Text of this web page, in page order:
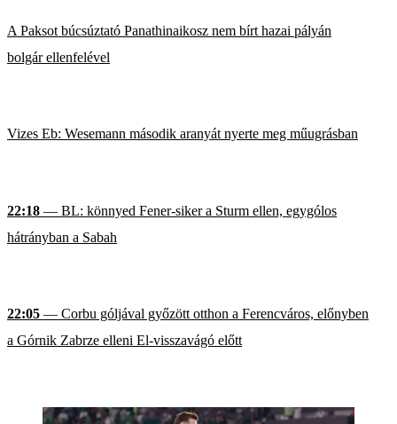
A Paksot búcsúztató Panathinaikosz nem bírt hazai pályán
bolgár ellenfelével
Vizes Eb: Wesemann második aranyát nyerte meg műugrásban
22:18 — BL: könnyed Fener-siker a Sturm ellen, egygólos
hátrányban a Sabah
22:05 — Corbu góljával győzött otthon a Ferencváros, előnyben
a Górnik Zabrze elleni El-visszavágó előtt